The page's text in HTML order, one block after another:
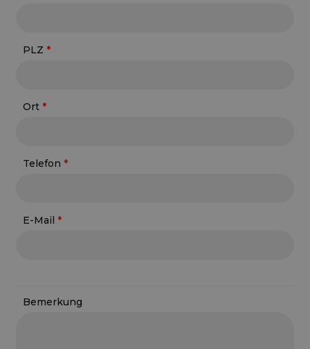
PLZ
Ort
Telefon
E-Mail
Bemerkung